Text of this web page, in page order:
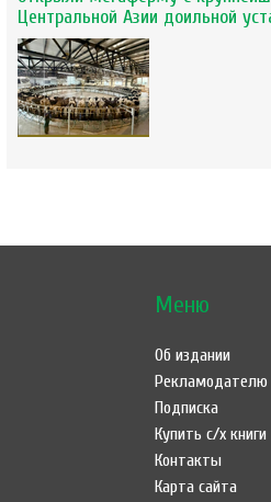
Центральной Азии доильной
Меню
Об издании
Рекламодателю
Подписка
Купить с/х книги
Контакты
Карта сайта